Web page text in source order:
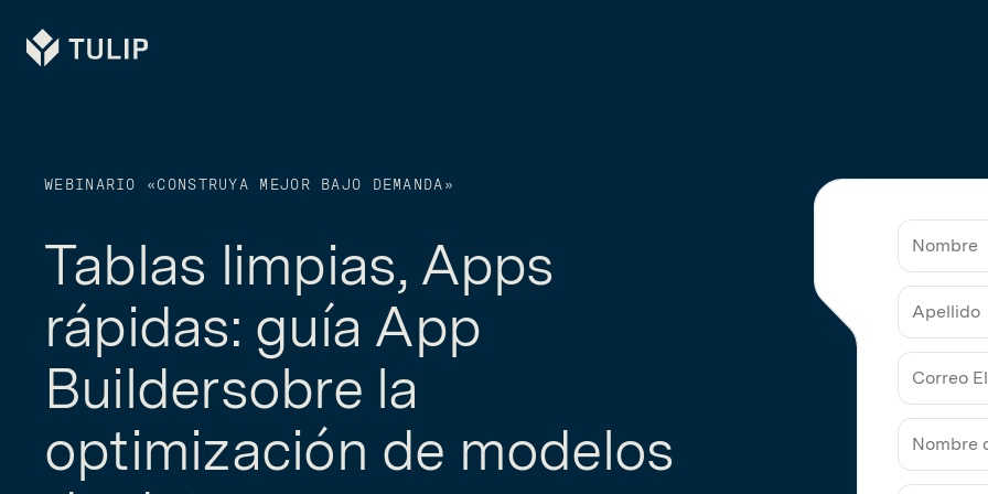
Tulip
Nombre
Apellido
Correo
de
WEBINARIO «CONSTRUYA MEJOR BAJO DEMANDA»
Tablas limpias, Apps
rápidas: guía App
Buildersobre la
optimización de modelos